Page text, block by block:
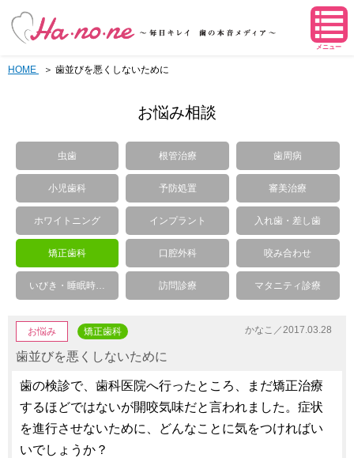
メニュー
HOME 歯並びを悪くしないために
お悩み相談
虫歯 根管治療 歯周病
小児歯科 予防処置 審美治療
ホワイトニング インプラント 入れ歯・差し歯
矯正歯科 口腔外科 咬み合わせ
いびき・睡眠時… 訪問診療 マタニティ診療
かなこ／2017.03.28
お悩み 矯正歯科
歯並びを悪くしないために
歯の検診で、歯科医院へ行ったところ、まだ矯正治療
するほどではないが開咬気味だと言われました。症状
を進行させないために、どんなことに気をつければい
いでしょうか？